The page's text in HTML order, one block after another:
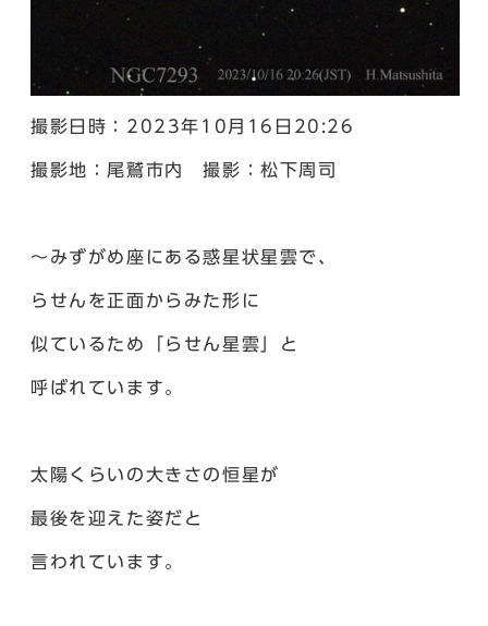
撮影日時：2023年10月16日20:26
撮影地：尾鷲市内 撮影：松下周司
～みずがめ座にある惑星状星雲で、
らせんを正面からみた形に
似ているため「らせん星雲」と
呼ばれています。
太陽くらいの大きさの恒星が
最後を迎えた姿だと
言われています。